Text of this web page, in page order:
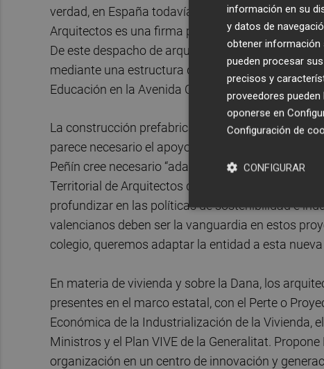
verdad, en España todavía estamos en pañales
Arquitectos es una firma pionera en el ámbito de
De este despacho de arquitectura surgió el
mediante una estructura de madera
Educación en la Avenida Campanar de Valencia.
La construcción prefabricada, industrializada,
parece necesario el apoyo de los sectores
Peñín cree necesario “adaptar las nuevas
Territorial de Arquitectos de Valencia, a las
profundizar en las políticas de sostenibilidad e
valencianos deben ser la vanguardia en estos
colegio, queremos adaptar la entidad a esta
En materia de vivienda y sobre la Dana, los
presentes en el marco estatal, con el Perte o
Económica de la Industrialización de la Vivienda,
Ministros y el Plan VIVE de la Generalitat.
organización en un centro de innovación y
información en su
y datos de
obtener información
pueden procesar
precisos y
proveedores
oponerse en
Configuración de
CONFIGURAR